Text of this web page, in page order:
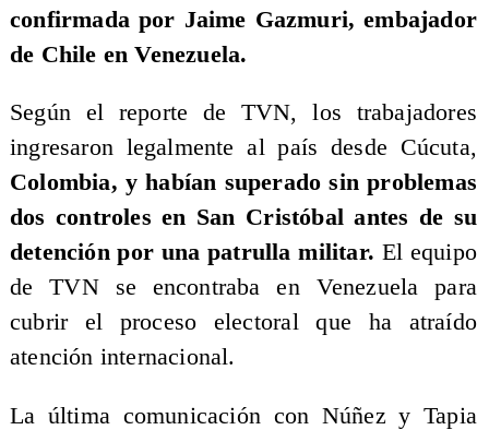
confirmada por Jaime Gazmuri, embajador
de Chile en Venezuela.
Según el reporte de TVN, los trabajadores
ingresaron legalmente al país desde Cúcuta,
Colombia, y habían superado sin problemas
dos controles en San Cristóbal antes de su
detención por una patrulla militar. El equipo
de TVN se encontraba en Venezuela para
cubrir el proceso electoral que ha atraído
atención internacional.
La última comunicación con Núñez y Tapia